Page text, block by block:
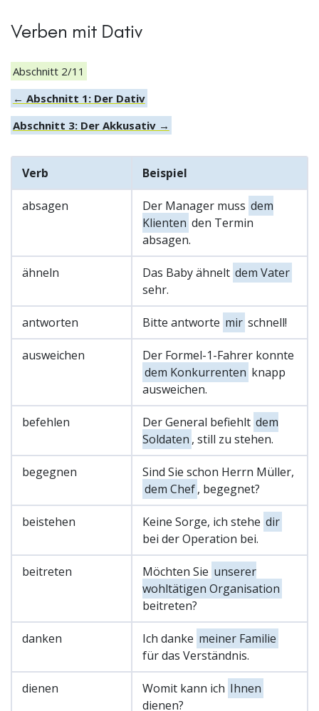
Verben mit Dativ
Abschnitt 2/11
← Abschnitt 1: Der Dativ
Abschnitt 3: Der Akkusativ →
Verb Beispiel
absagen Der Manager muss dem
Klienten den Termin
absagen.
ähneln Das Baby ähnelt dem Vater
sehr.
antworten Bitte antworte mir schnell!
ausweichen
Der Formel-1-Fahrer konnte
dem Konkurrenten knapp
ausweichen.
befehlen Der General befiehlt dem
Soldaten , still zu stehen.
begegnen
Sind Sie schon Herrn Müller,
dem Chef, begegnet?
beistehen Keine Sorge, ich stehe dir
bei der Operation bei.
beitreten Möchten Sie unserer
wohltätigen Organisation
beitreten?
danken Ich danke meiner Familie
für das Verständnis.
dienen Womit kann ich Ihnen
dienen?